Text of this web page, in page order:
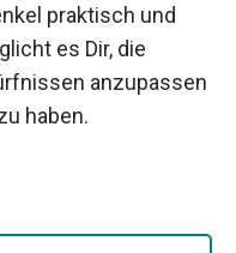
praktisch und
es Dir, die
anzupassen
haben.